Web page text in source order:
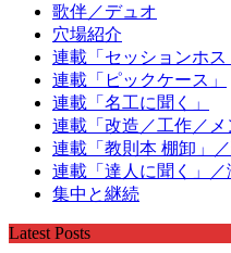
歌伴／デュオ
穴場紹介
連載「セッションホス
連載「ピックケース」
連載「名工に聞く」
連載「改造／工作／メ
連載「教則本 棚卸」
連載「達人に聞く」／
集中と継続
Latest Posts